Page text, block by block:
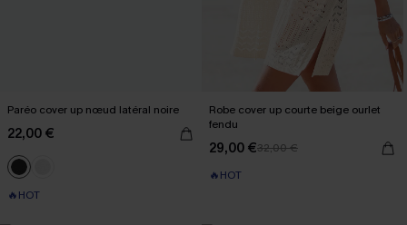
Paréo cover up nœud latéral noire
22,00 €
🔥HOT
Robe cover up courte beige ourlet
fendu
29,00 €32,00 €
🔥HOT